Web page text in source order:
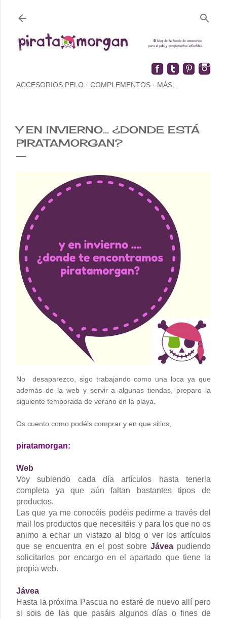
ACCESORIOS PELO COMPLEMENTOS MÁS…
Y EN INVIERNO... ¿DONDE ESTÁ
PIRATAMORGAN?
No desaparezco, sigo trabajando como una loca ya que
además de la web y servir a algunas tiendas, preparo la
siguiente temporada de verano en la playa.
Os cuento como podéis comprar y en que sitios,
piratamorgan:
Web
Voy subiendo cada día artículos hasta tenerla
completa ya que aún faltan bastantes tipos de
productos.
Las que ya me conocéis podéis pedirme a través del
mail los productos que necesitéis y para los que no os
animo a echar un vistazo al blog o ver los artículos
que se encuentra en el post sobre Jávea pudiendo
solicitarlos por encargo en el apartado que tiene la
propia web.
Jávea
Hasta la próxima Pascua no estaré de nuevo allí pero
si sois de las que pasáis algunos días o fines de